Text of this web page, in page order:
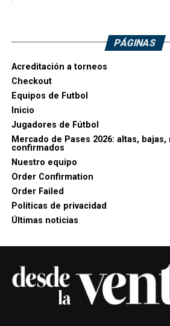
PÁGINAS
Acreditación a torneos
Checkout
Equipos de Futbol
Inicio
Jugadores de Fútbol
Mercado de Pases 2026: altas,
confirmados
Nuestro equipo
Order Confirmation
Order Failed
Políticas de privacidad
Últimas noticias